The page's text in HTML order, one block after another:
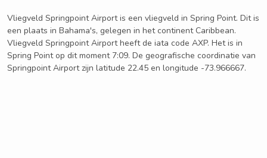
Vliegveld Springpoint Airport is een vliegveld in Spring Point. Dit is
een plaats in Bahama's, gelegen in het continent Caribbean.
Vliegveld Springpoint Airport heeft de iata code AXP. Het is in
Spring Point op dit moment 7:09. De geografische coordinatie van
Springpoint Airport zijn latitude 22.45 en longitude -73.966667.